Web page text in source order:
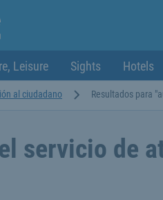
Leisure Sights Hotels
al ciudadano Resultados para
servicio de